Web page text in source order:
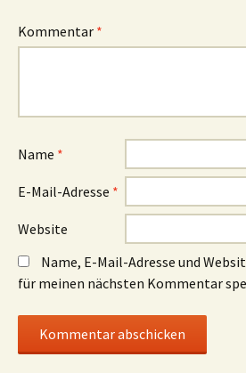
Kommentar *
Name *
E-Mail-Adresse *
Website
Name, E-Mail-Adresse und
für meinen nächsten Kommentar